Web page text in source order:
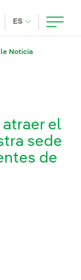
ES IDIOMA
Noticia
el
sede
de